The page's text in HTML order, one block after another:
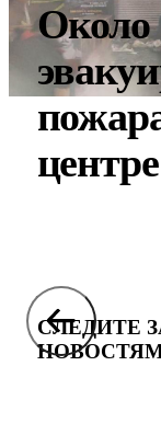
Около
СЛЕДИТЕ